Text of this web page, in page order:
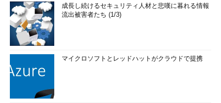
成長し続けるセキュリティ人材と悲嘆に暮れる情報
流出被害者たち (1/3)
マイクロソフトとレッドハットがクラウドで提携